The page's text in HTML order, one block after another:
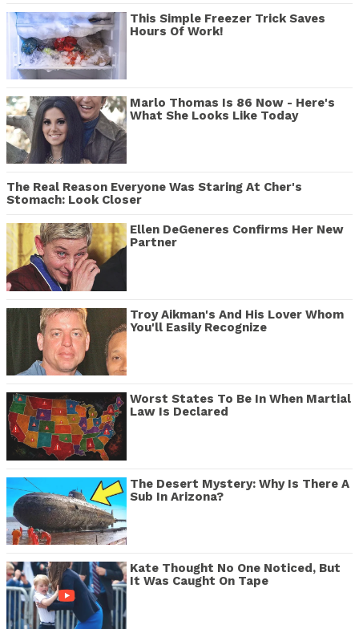
This Simple Freezer Trick Saves
Hours Of Work!
Marlo Thomas Is 86 Now - Here's
What She Looks Like Today
The Real Reason Everyone Was Staring At Cher's
Stomach: Look Closer
Ellen DeGeneres Confirms Her New
Partner
Troy Aikman's And His Lover Whom
You'll Easily Recognize
Worst States To Be In When Martial
Law Is Declared
The Desert Mystery: Why Is There A
Sub In Arizona?
Kate Thought No One Noticed, But
It Was Caught On Tape